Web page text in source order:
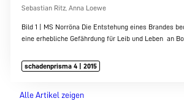
Sebastian Ritz, Anna Loewe
Bild 1 | MS Norröna Die Entstehung eines Brandes
eine erhebliche Gefährdung für Leib und Leben  an
schadenprisma 4 | 2015
Alle Artikel zeigen